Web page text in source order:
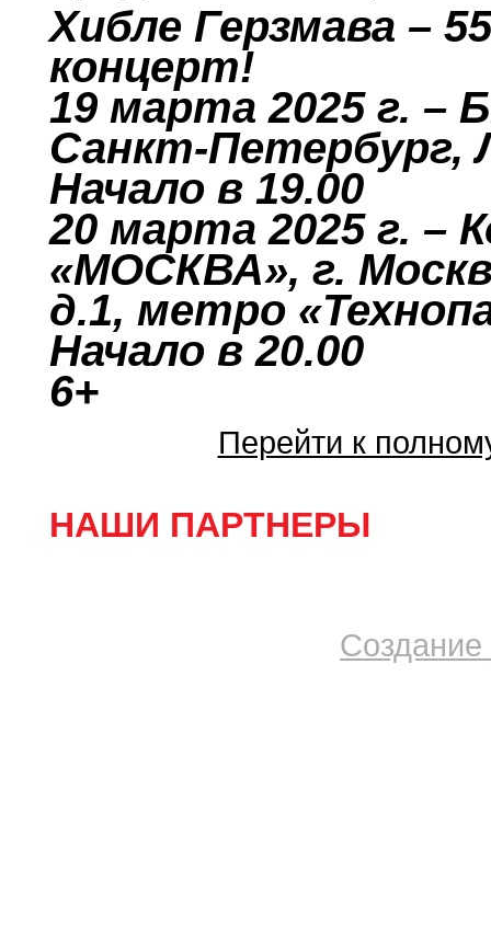
Хибле Герзмава –
концерт!
19 марта 2025 г. –
Санкт-Петербург,
Начало в 19.00
20 марта 2025 г. –
«МОСКВА», г.
д.1, метро
Начало в 20.00
6+
Перейти к
НАШИ ПАРТНЕРЫ
Создание